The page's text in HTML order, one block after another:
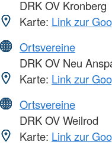
DRK OV Kronberg
Karte: Link zur
Ortsvereine
DRK OV Neu
Karte: Link zur
Ortsvereine
DRK OV Weilrod
Karte: Link zur